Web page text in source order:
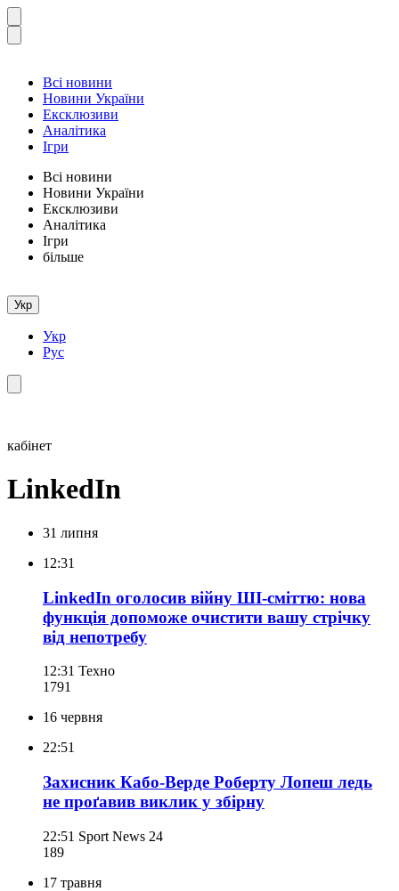
Всі новини
Новини України
Ексклюзиви
Аналітика
Ігри
Всі новини
Новини України
Ексклюзиви
Аналітика
Ігри
більше
Укр
Укр
Рус
кабінет
LinkedIn
31 липня
12:31
LinkedIn оголосив війну ШІ-сміттю: нова
функція допоможе очистити вашу стрічку
від непотребу
12:31 Техно
1791
16 червня
22:51
Захисник Кабо-Верде Роберту Лопеш ледь
не проґавив виклик у збірну
22:51 Sport News 24
189
17 травня